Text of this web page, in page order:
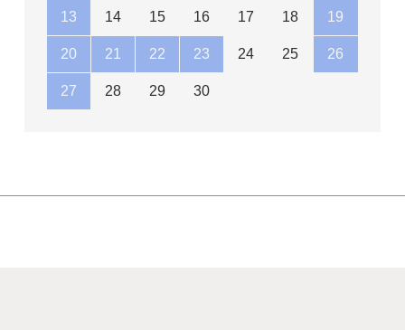
13 14 15 16 17 18 19
20 21 22 23 24 25 26
27 28 29 30